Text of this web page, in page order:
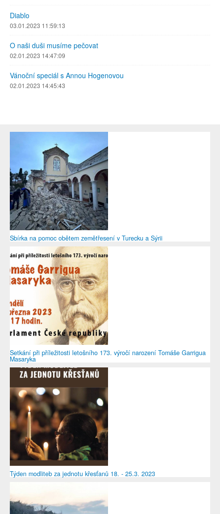
Diablo
03.01.2023 11:59:13
O naši duši musíme pečovat
02.01.2023 14:47:09
Vánoční speciál s Annou Hogenovou
02.01.2023 14:45:43
Sbírka na pomoc obětem zemětřesení v Turecku a Sýrii
Setkání při příležitosti letošního 173. výročí narození Tomáše Garrigua
Masaryka
Týden modliteb za jednotu křesťanů 18. - 25.3. 2023